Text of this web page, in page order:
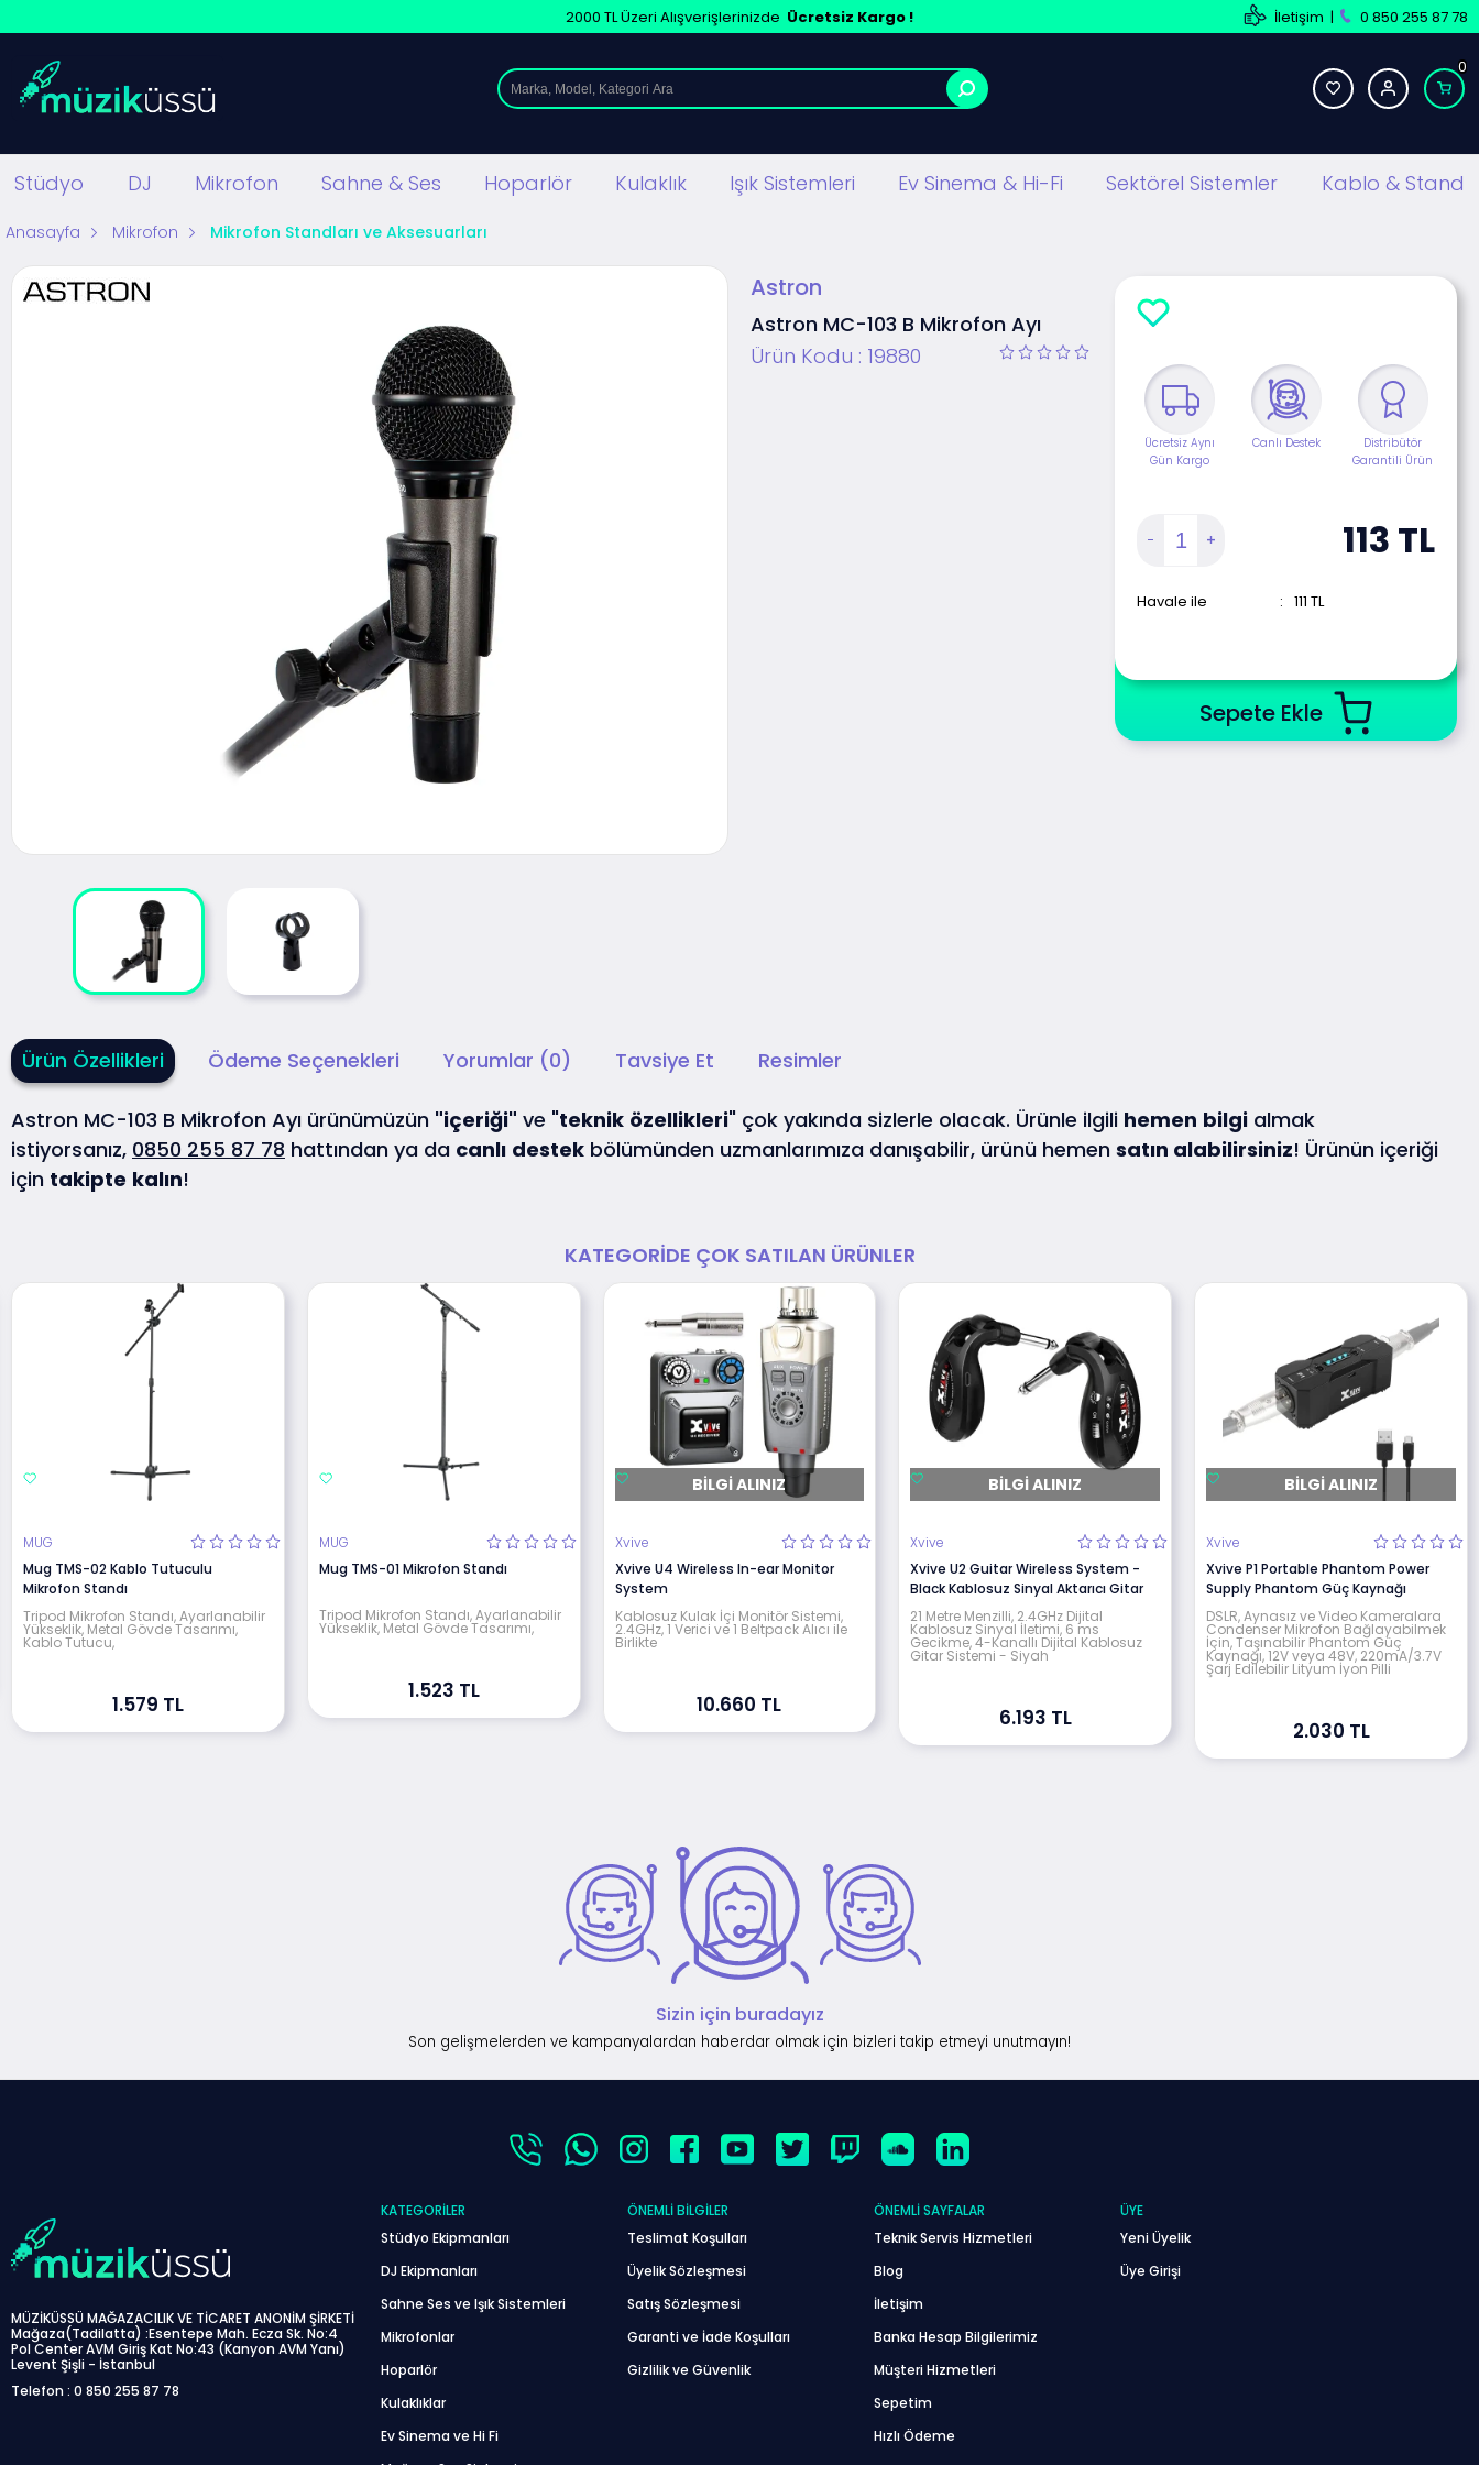
2000 TL Üzeri Alışverişlerinizde Ücretsiz Kargo ! İletişim | 0 850 255 87 78
0
Stüdyo DJ Mikrofon Sahne & Ses Hoparlör Kulaklık Işık Sistemleri Ev Sinema & Hi-Fi Sektörel Sistemler Kablo & Stand
Anasayfa Mikrofon Mikrofon Standları ve Aksesuarları
Astron
Astron MC-103 B Mikrofon Ayı
Ürün Kodu : 19880
Ücretsiz Aynı
Gün Kargo
Canlı Destek
Distribütör
Garantili Ürün
113 TL
Havale ile : 111 TL
Sepete Ekle
Ürün Özellikleri Ödeme Seçenekleri Yorumlar (0) Tavsiye Et Resimler
Astron MC-103 B Mikrofon Ayı ürünümüzün "içeriği" ve "teknik özellikleri" çok yakında sizlerle olacak. Ürünle ilgili hemen bilgi almak
istiyorsanız, 0850 255 87 78 hattından ya da canlı destek bölümünden uzmanlarımıza danışabilir, ürünü hemen satın alabilirsiniz! Ürünün içeriği
için takipte kalın!
KATEGORIDE ÇOK SATILAN ÜRÜNLER
MUG
Mug TMS-02 Kablo Tutuculu
Mikrofon Standı
Tripod Mikrofon Standı, Ayarlanabilir
Yükseklik, Metal Gövde Tasarımı,
Kablo Tutucu,
1.579 TL
MUG
Mug TMS-01 Mikrofon Standı
Tripod Mikrofon Standı, Ayarlanabilir
Yükseklik, Metal Gövde Tasarımı,
1.523 TL
BILGI ALINIZ
Xvive
Xvive U4 Wireless In-ear Monitor
System
Kablosuz Kulak İçi Monitör Sistemi,
2.4GHz, 1 Verici ve 1 Beltpack Alıcı ile
Birlikte
10.660 TL
BILGI ALINIZ
Xvive
Xvive U2 Guitar Wireless System -
Black Kablosuz Sinyal Aktarıcı Gitar
21 Metre Menzilli, 2.4GHz Dijital
Kablosuz Sinyal İletimi, 6 ms
Gecikme, 4-Kanallı Dijital Kablosuz
Gitar Sistemi - Siyah
6.193 TL
BILGI ALINIZ
Xvive
Xvive P1 Portable Phantom Power
Supply Phantom Güç Kaynağı
DSLR, Aynasız ve Video Kameralara
Condenser Mikrofon Bağlayabilmek
İçin, Taşınabilir Phantom Güç
Kaynağı, 12V veya 48V, 220mA/3.7V
Şarj Edilebilir Lityum İyon Pilli
2.030 TL
Sizin için buradayız
Son gelişmelerden ve kampanyalardan haberdar olmak için bizleri takip etmeyi unutmayın!
MÜZİKÜSSÜ MAĞAZACILIK VE TİCARET ANONİM ŞİRKETİ
Mağaza(Tadilatta) :Esentepe Mah. Ecza Sk. No:4
Pol Center AVM Giriş Kat No:43 (Kanyon AVM Yanı)
Levent Şişli - İstanbul
Telefon : 0 850 255 87 78
KATEGORILER
Stüdyo Ekipmanları
DJ Ekipmanları
Sahne Ses ve Işık Sistemleri
Mikrofonlar
Hoparlör
Kulaklıklar
Ev Sinema ve Hi Fi
ÖNEMLI BILGILER
Teslimat Koşulları
Üyelik Sözleşmesi
Satış Sözleşmesi
Garanti ve İade Koşulları
Gizlilik ve Güvenlik
ÖNEMLI SAYFALAR
Teknik Servis Hizmetleri
Blog
İletişim
Banka Hesap Bilgilerimiz
Müşteri Hizmetleri
Sepetim
Hızlı Ödeme
ÜYE
Yeni Üyelik
Üye Girişi